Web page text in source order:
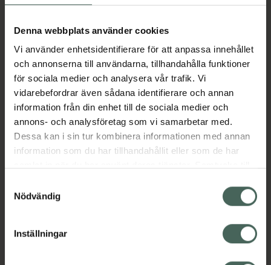
Denna webbplats använder cookies
Vi använder enhetsidentifierare för att anpassa innehållet
och annonserna till användarna, tillhandahålla funktioner
för sociala medier och analysera vår trafik. Vi
vidarebefordrar även sådana identifierare och annan
information från din enhet till de sociala medier och
annons- och analysföretag som vi samarbetar med.
Dessa kan i sin tur kombinera informationen med annan
information som du har tillhandahållit eller som de har
återkalla ditt samtycke via webbplatsens
cookieinställningar. Ett återkallat samtycke påverkar inte
lagligheten av behandling som skett innan återkallelsen.
Nödvändig
Inställningar
Fler produkter från OxyNorm
Beskrivning Dölj
Läs alltid bipacksedeln innan
användning.
EAN:07046260062788
Visa